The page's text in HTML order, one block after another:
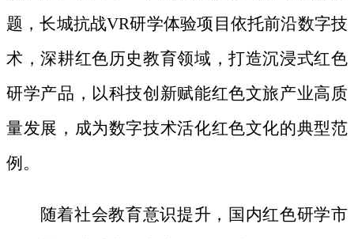
题，长城抗战VR研学体验项目依托前沿数字技
术，深耕红色历史教育领域，打造沉浸式红色
研学产品，以科技创新赋能红色文旅产业高质
量发展，成为数字技术活化红色文化的典型范
例。
随着社会教育意识提升，国内红色研学市